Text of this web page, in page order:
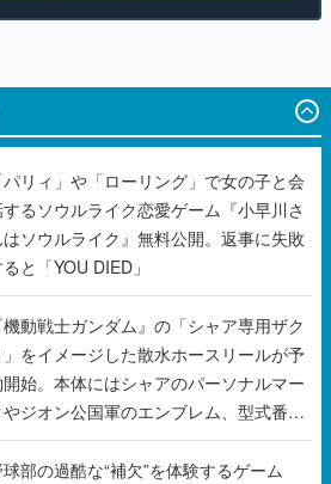
パリィ」や「ローリング」で女の子と会
るソウルライク恋愛ゲーム『小早川さ
はソウルライク』無料公開。返事に失敗
と「YOU DIED」
機動戦士ガンダム』の「シャア専用ザク
をイメージした散水ホースリールが予
始。本体にはシャアのパーソナルマー
やジオン公国軍のエンブレム、型式番号
を配置
球部の過酷な“補欠”を体験するゲーム